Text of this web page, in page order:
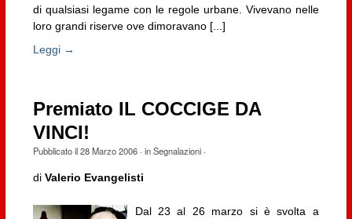
di qualsiasi legame con le regole urbane. Vivevano nelle
loro grandi riserve ove dimoravano [...]
Leggi →
Premiato IL COCCIGE DA
VINCI!
Pubblicato il28 Marzo 2006· inSegnalazioni·
di Valerio Evangelisti
Dal 23 al 26 marzo si è svolta a